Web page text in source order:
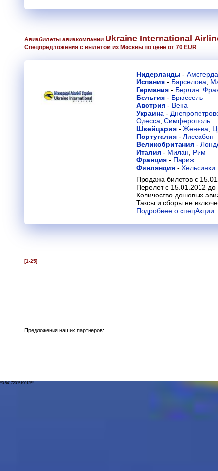
Авиабилеты авиакомпании Ukraine International
Спецпредложения с вылетом из Москвы по цене от 70 EUR
Нидерланды -
Испания - Барселона
Германия - Берлин
Бельгия - Брюссель
Австрия - Вена
Украина -
Одесса Симферополь
Швейцария - Женева
Португалия - Лиссабон
Великобритания -
Италия - Милан
Рим
Франция - Париж
Финляндия - Хельсинки
Продажа билетов с
Перелет с 15.01.2012 до
Количество дешевых
Таксы и сборы не
Подробнее о спецАкции
[1-25]
Предложения наших партнеров:
!!0.54172015190125!!